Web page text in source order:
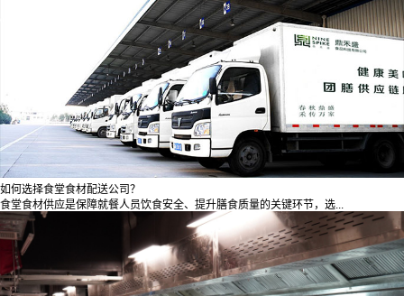
如何选择食堂食材配送公司？
食堂食材供应是保障就餐人员饮食安全、提升膳食质量的关键环节，选...